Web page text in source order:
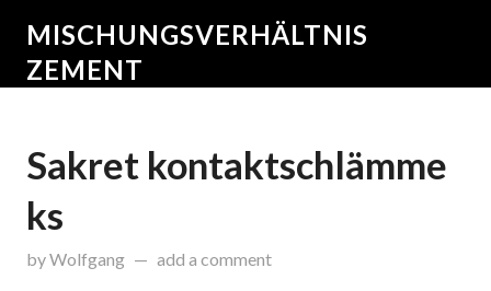
MISCHUNGSVERHÄLTNIS
ZEMENT
Sakret kontaktschlämme
ks
byWolfgang onNovember 24, 2015
add a comment